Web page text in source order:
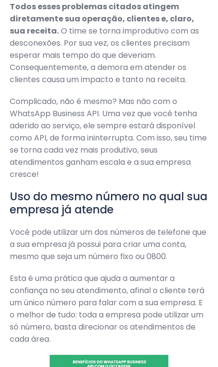
Todos esses problemas citados atingem
diretamente sua operação, clientes e, claro,
sua receita.O time se torna improdutivo com as
desconexões. Por sua vez, os clientes precisam
esperar mais tempo do que deveriam.
Consequentemente, a demora em atender os
clientes causa um impacto e tanto na receita.
Complicado, não é mesmo? Mas não com o
WhatsApp Business API. Uma vez que você tenha
aderido ao serviço, ele sempre estará disponível
como API, de forma ininterrupta. Com isso, seu time
se torna cada vez mais produtivo, seus
atendimentos ganham escala e a sua empresa
cresce!
Uso do mesmo número no qual sua
empresa já atende
Você pode utilizar um dos números de telefone que
a sua empresa já possui para criar uma conta,
mesmo que seja um número fixo ou 0800.
Esta é uma prática que ajuda a aumentar a
confiança no seu atendimento, afinal o cliente terá
um único número para falar com a sua empresa. E
o melhor de tudo: toda a empresa pode utilizar um
só número, basta direcionar os atendimentos de
cada área.